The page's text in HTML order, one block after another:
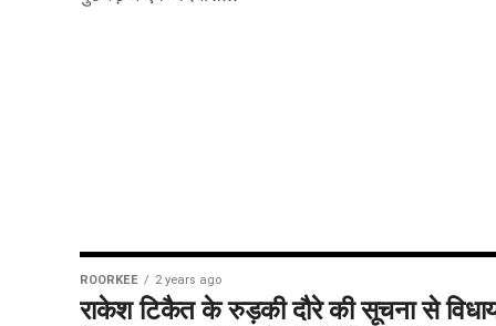
ROORKEE 2 years ago
राकेश टिकैत के रुड़की दौरे की सूचना से